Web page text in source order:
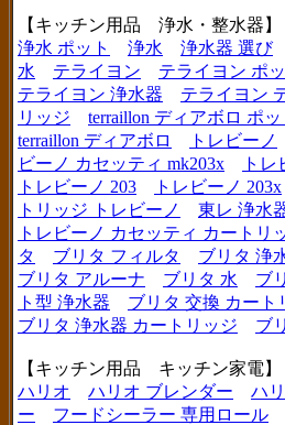
【キッチン用品 浄水・整水器】
浄水 ポット
浄水 浄水器 選び
水
テライヨン
テライヨン ポ
テライヨン 浄水器
テライヨン
リッジ
terraillon ディアボロ ポ
terraillon ディアボロ
トレビーノ
ビーノ カセッティ mk203x
ト
トレビーノ 203
トレビーノ 203x
トリッジ トレビーノ
東レ 浄水
トレビーノ カセッティ カートリ
タ
ブリタ フィルタ ブリタ 浄
ブリタ アルーナ
ブリタ 水 ブ
ト型 浄水器
ブリタ 交換 カート
ブリタ 浄水器 カートリッジ
ブ
【キッチン用品 キッチン家電】
ハリオ
ハリオ ブレンダー
ハ
ー
フードシーラー 専用ロール